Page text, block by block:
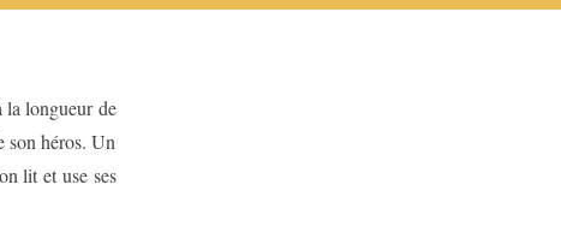
longueur de
son héros. Un
lit et use ses